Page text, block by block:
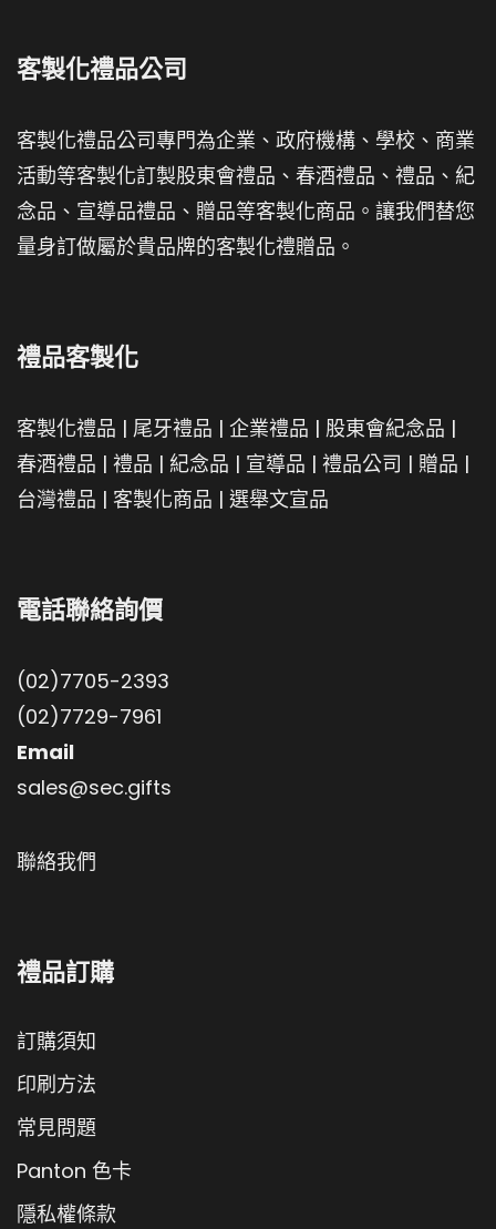
客製化禮品公司
客製化禮品公司專門為企業、政府機構、學校、商業
活動等客製化訂製股東會禮品、春酒禮品、禮品、紀
念品、宣導品禮品、贈品等客製化商品。讓我們替您
量身訂做屬於貴品牌的客製化禮贈品。
禮品客製化
客製化禮品 | 尾牙禮品 | 企業禮品 | 股東會紀念品 |
春酒禮品 | 禮品 | 紀念品 | 宣導品 | 禮品公司 | 贈品 |
台灣禮品 | 客製化商品 | 選舉文宣品
電話聯絡詢價
(02)7705-2393
(02)7729-7961
Email
sales@sec.gifts
聯絡我們
禮品訂購
訂購須知
印刷方法
常見問題
Panton 色卡
隱私權條款